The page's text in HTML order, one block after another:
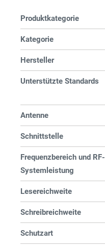
Produktkategorie
Kategorie
Hersteller
Unterstützte Standards
Antenne
Schnittstelle
Frequenzbereich und RF-
Systemleistung
Lesereichweite
Schreibreichweite
Schutzart